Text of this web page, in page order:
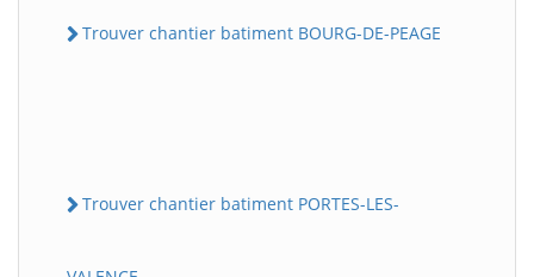
Trouver chantier batiment BOURG-DE-PEAGE
Trouver chantier batiment PORTES-LES-